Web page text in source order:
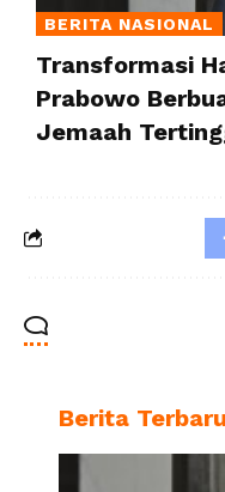
BERITA NASIONAL
Transformasi
Prabowo
Jemaah
Berita Terbaru